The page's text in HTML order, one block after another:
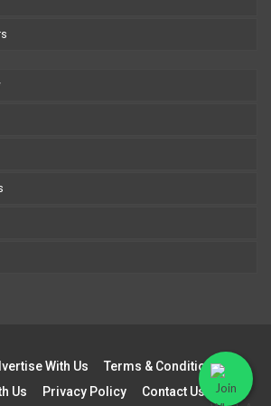
With Us
Terms & Conditions
Us
Privacy Policy Contact Us